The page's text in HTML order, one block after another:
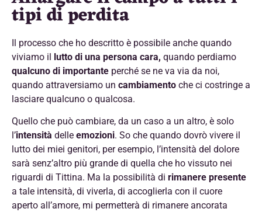
tipi di perdita
Il processo che ho descritto è possibile anche quando
viviamo il lutto di una persona cara, quando perdiamo
qualcuno di importante perché se ne va via da noi,
quando attraversiamo un cambiamento che ci costringe a
lasciare qualcuno o qualcosa.
Quello che può cambiare, da un caso a un altro, è solo
l’intensità delle emozioni. So che quando dovrò vivere il
lutto dei miei genitori, per esempio, l’intensità del dolore
sarà senz’altro più grande di quella che ho vissuto nei
riguardi di Tittina. Ma la possibilità di rimanere presente
a tale intensità, di viverla, di accoglierla con il cuore
aperto all’amore, mi permetterà di rimanere ancorata